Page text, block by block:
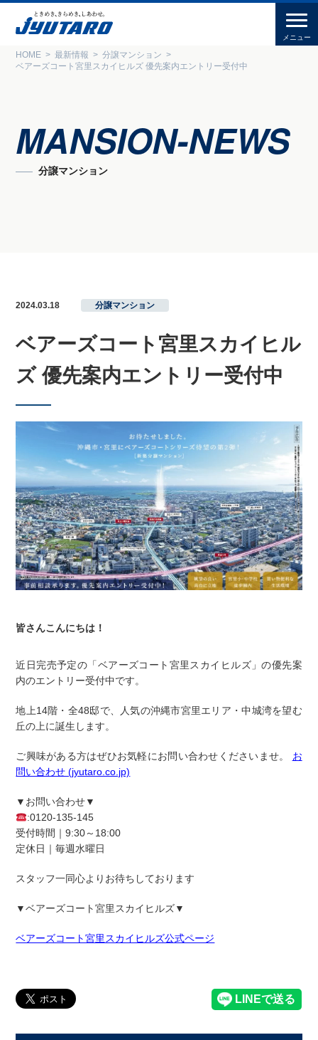
HOME 最新情報
分譲マンション
ベアーズコート宮里スカイヒルズ 優先案内エントリー受付中
MANSION-NEWS
分譲マンション
2024.03.18 分譲マンション
ベアーズコート宮里スカイヒル
ズ 優先案内エントリー受付中
皆さんこんにちは！
近日完売予定の 「ベアーズコート宮里スカイヒルズ」の優先案
内のエントリー受付中です。
地上14階・全48邸で、 人気の沖縄市宮里エリア ・中城湾を望む
丘の上に誕生します。
ご興味がある方はぜひお気軽にお問い合わせくださいませ。 お
問い合わせ (jyutaro.co.jp)
▼お問い合わせ▼
:0120-135-145
受付時間｜9:30～18:00
定休日｜毎週水曜日
スタッフ一同心よりお待ちしております
▼ベアーズコート宮里スカイヒルズ▼
ベアーズコート宮里スカイヒルズ公式ページ